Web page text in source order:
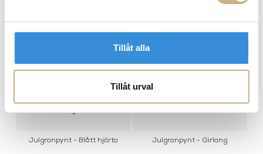
Tillåt alla
Tillåt urval
Julgranpynt - Blått hjärta Julgranpynt - Girlang